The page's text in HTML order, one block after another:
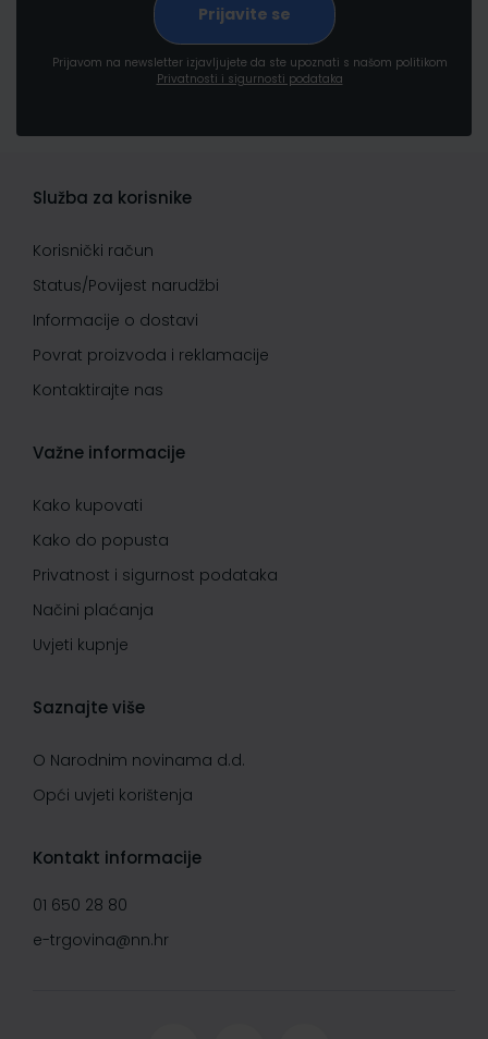
Prijavom na newsletter izjavljujete da ste upoznati s našom politikom
Privatnosti i sigurnosti podataka
Služba za korisnike
Korisnički račun
Status/Povijest narudžbi
Informacije o dostavi
Povrat proizvoda i reklamacije
Kontaktirajte nas
Važne informacije
Kako kupovati
Kako do popusta
Privatnost i sigurnost podataka
Načini plaćanja
Uvjeti kupnje
Saznajte više
O Narodnim novinama d.d.
Opći uvjeti korištenja
Kontakt informacije
01 650 28 80
e-trgovina@nn.hr